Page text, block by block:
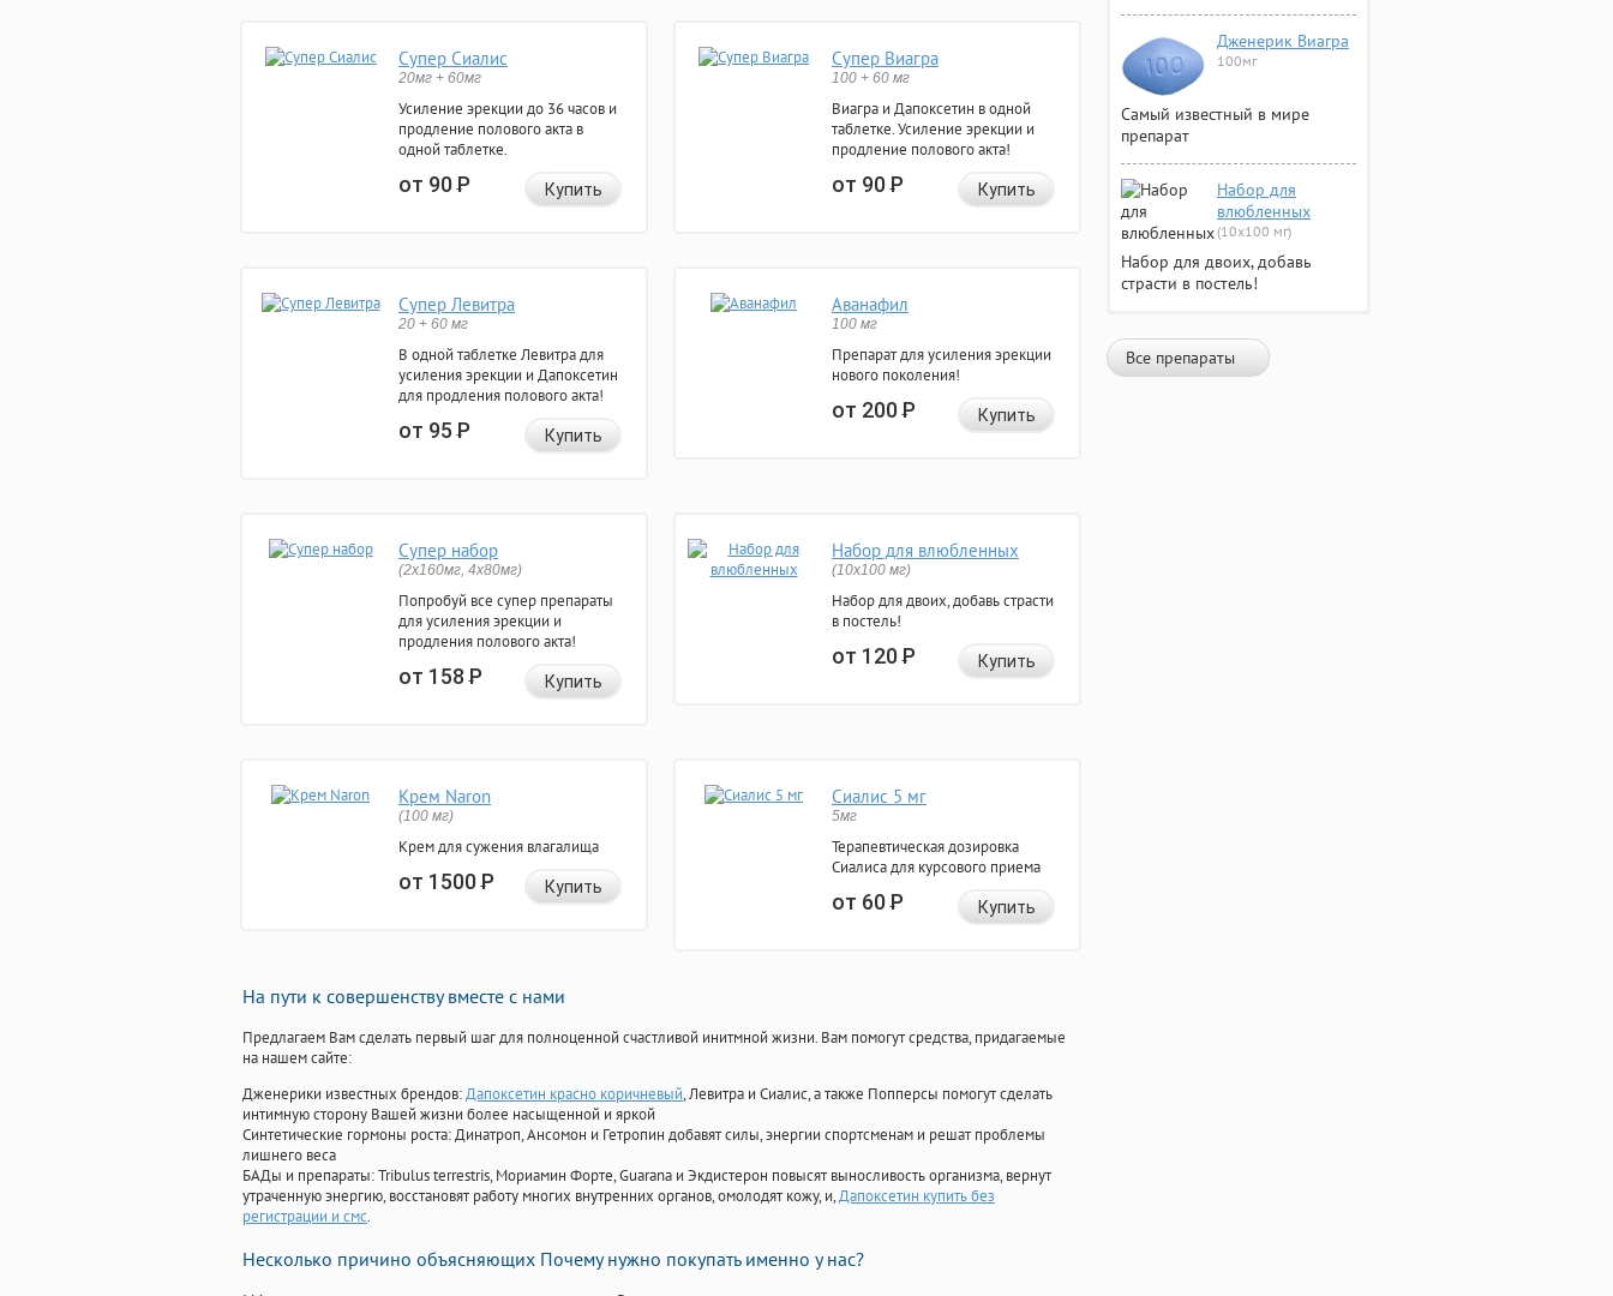
Супер Сиалис
20мг + 60мг
Усиление эрекции до 36 часов и
продление полового акта в
одной таблетке.
от 90Р Купить
Супер Виагра
100 + 60 мг
Виагра и Дапоксетин в одной
таблетке. Усиление эрекции и
продление полового акта!
от 90Р Купить
Супер Левитра
20 + 60 мг
В одной таблетке Левитра для
усиления эрекции и Дапоксетин
для продления полового акта!
от 95Р Купить
Аванафил
100 мг
Препарат для усиления эрекции
нового поколения!
от 200Р Купить
Супер набор
(2х160мг, 4х80мг)
Попробуй все супер препараты
для усиления эрекции и
продления полового акта!
от 158Р Купить
Набор для влюбленных
(10х100 мг)
Набор для двоих, добавь страсти
в постель!
от 120Р Купить
Крем Naron
(100 мг)
Крем для сужения влагалища
от 1500Р Купить
Сиалис 5 мг
5мг
Терапевтическая дозировка
Сиалиса для курсового приема
от 60Р Купить
На пути к совершенству вместе с нами
Предлагаем Вам сделать первый шаг для полноценной счастливой инитмной жизни. Вам помогут средства, придагаемые
на нашем сайте:
Дженерики известных брендов:Дапоксетин красно коричневый, Левитра и Сиалис, а также Попперсы помогут сделать
интимную сторону Вашей жизни более насыщенной и яркой
Синтетические гормоны роста: Динатроп, Ансомон и Гетропин добавят силы, энергии спортсменам и решат проблемы
лишнего веса
БАДы и препараты:Tribulus terrestris, Мориамин Форте, Guarana и Экдистерон повысят выносливость организма, вернут
утраченную энергию, восстановят работу многих внутренних органов, омолодят кожу, и,Дапоксетин купить без
регистрации и смс.
Несколько причино объясняющих Почему нужно покупать именно у нас?
Дженерик Виагра
100мг
Самый известный в мире
препарат
Набор для
влюбленных
(10х100 мг)
Набор для двоих, добавь
страсти в постель!
Все препараты